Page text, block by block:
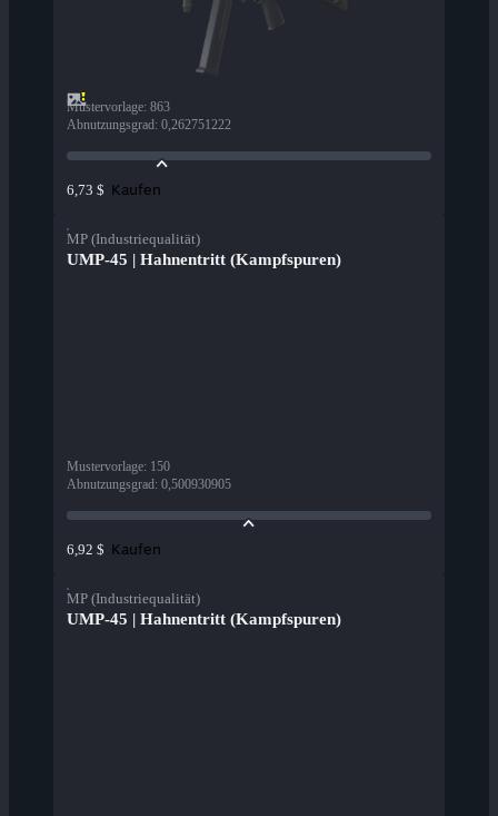
Mustervorlage: 863
Abnutzungsgrad: 0,262751222
6,73 $ Kaufen
MP (Industriequalität)
UMP-45 | Hahnentritt (Kampfspuren)
Mustervorlage: 150
Abnutzungsgrad: 0,500930905
6,92 $ Kaufen
MP (Industriequalität)
UMP-45 | Hahnentritt (Kampfspuren)